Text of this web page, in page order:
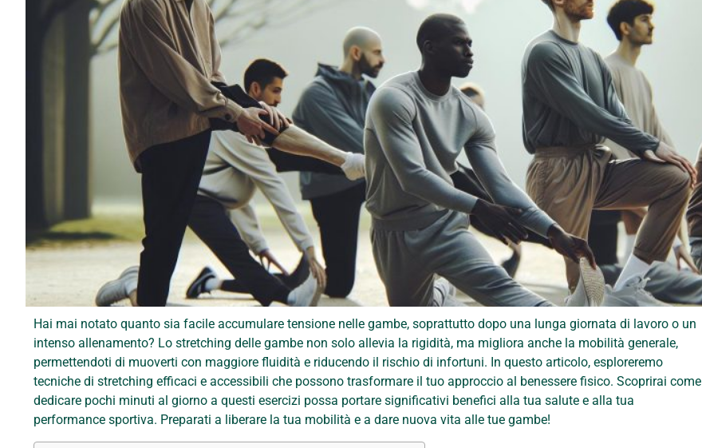
Hai mai notato quanto sia facile accumulare tensione nelle gambe, soprattutto dopo una lunga giornata di lavoro o un
intenso allenamento? Lo stretching delle gambe non solo allevia la rigidità, ma migliora anche la mobilità generale,
permettendoti di muoverti con maggiore fluidità e riducendo il rischio di infortuni. In questo articolo, esploreremo
tecniche di stretching efficaci e accessibili che possono trasformare il tuo approccio al benessere fisico. Scoprirai come
dedicare pochi minuti al giorno a questi esercizi possa portare significativi benefici alla tua salute e alla tua
performance sportiva. Preparati a liberare la tua mobilità e a dare nuova vita alle tue gambe!